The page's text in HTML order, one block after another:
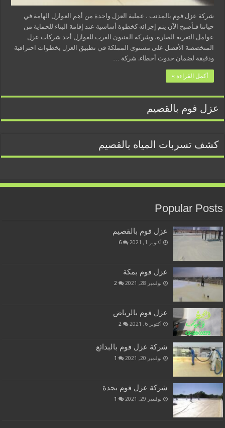
شركة عزل فوم بالمذنب ، عملية العزل واحدة من أهم العوازل الهامة في
حياتنا فـأصبح الآن يتم إجرائه كخطوة أساسية عند إقامة البناء للحماية من
عوامل التعرية الضارة، وشركة الفنيون العرب للعوازل أحد شركات عزل
المتخصصة الأفضل على مستوى المملكة في تطبيق العزل بخطوات احترافية
ودقيقة لضمان حدوث أخطاء. شركة …
أكمل القراءة »
عزل فوم بالقصيم
كشف تسربات المياه بالقصيم
Popular Posts
عزل فوم بالقصيم
أكتوبر 1, 2021 6
عزل فوم بمكة
نوفمبر 28, 2021 2
عزل فوم بالرياض
أكتوبر 6, 2021 2
شركة عزل فوم بالبدائع
نوفمبر 20, 2021 1
شركة عزل فوم بجدة
نوفمبر 29, 2021 1